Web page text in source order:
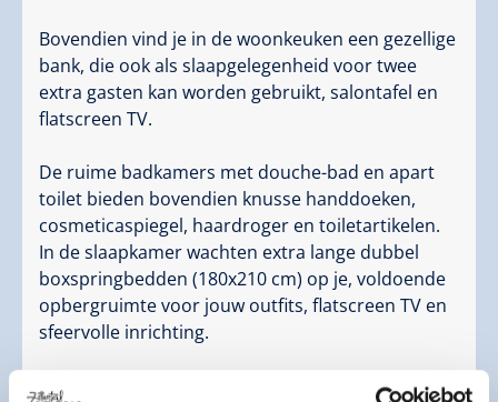
Gewone dingen zoals een parkeerplaats direct voor
de accommodatie, W-LAN, skidepot in het huis, een
vriendelijke lach en tips en trucs in de omgeving zijn
Aankrijg beschrijving
Vanuit het noorden: Van München/Salzburg/Wenen
via de A1, A8 en A93 tot Kiefersfelden.
niet vergeten) tot de afrit Zillertal tussen Innsbruck en
Bovendien vind je in de woonkeuken een gezellige
bank, die ook als slaapgelegenheid voor twee
extra gasten kan worden gebruikt, salontafel en
flatscreen TV.
De ruime badkamers met douche-bad en apart
toilet bieden bovendien knusse handdoeken,
cosmeticaspiegel, haardroger en toiletartikelen.
In de slaapkamer wachten extra lange dubbel
boxspringbedden (180x210 cm) op je, voldoende
opbergruimte voor jouw outfits, flatscreen TV en
sfeervolle inrichting.
Natuurlijk heb je in het hele huis toegang tot WiFi